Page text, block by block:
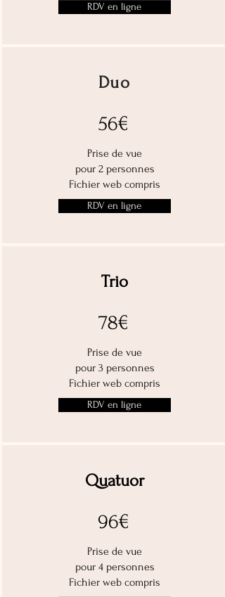
RDV en ligne
Duo
56€
Prise de vue
pour 2 personnes
Fichier web compris
RDV en ligne
Trio
78€
Prise de vue
pour 3 personnes
Fichier web compris
RDV en ligne
Quatuor
96€
Prise de vue
pour 4 personnes
Fichier web compris